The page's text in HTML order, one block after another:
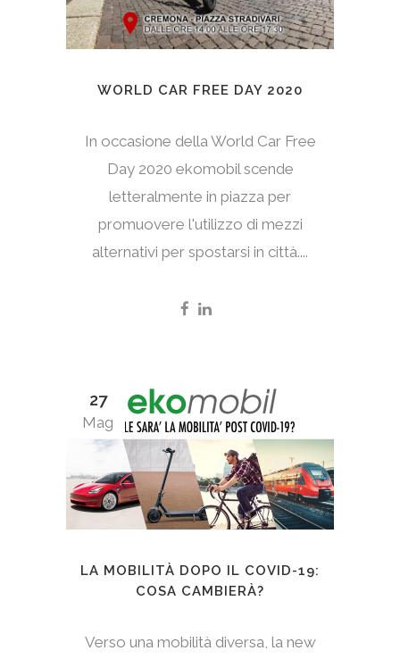
WORLD CAR FREE DAY 2020
In occasione della World Car Free
Day 2020 ekomobil scende
letteralmente in piazza per
promuovere l'utilizzo di mezzi
alternativi per spostarsi in città....
27
Mag
LA MOBILITÀ DOPO IL COVID-19:
COSA CAMBIERÀ?
Verso una mobilità diversa, la new